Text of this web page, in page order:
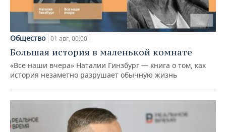
Общество 01 авг, 00:00
Большая история в маленькой комнате
«Все наши вчера» Наталии Гинзбург — книга о том, как
история незаметно разрушает обычную жизнь